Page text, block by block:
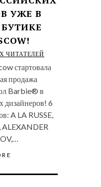
УЖЕ В
ЧИТАТЕЛЕЙ
стартовала
продажа
Barbie® в
дизайнеров! 6
A LA RUSSE,